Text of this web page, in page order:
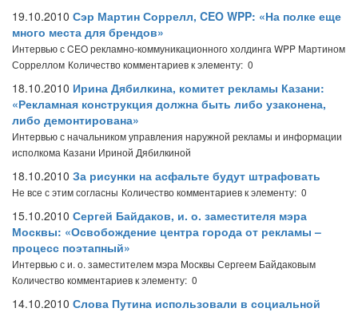
19.10.2010 Сэр Мартин Соррелл, CEO WPP: «На полке еще
много места для брендов»
Интервью с CEO рекламно-коммуникационного холдинга WPP Мартином
Сорреллом Количество комментариев к элементу: 0
18.10.2010 Ирина Дябилкина, комитет рекламы Казани:
«Рекламная конструкция должна быть либо узаконена,
либо демонтирована»
Интервью с начальником управления наружной рекламы и информации
исполкома Казани Ириной Дябилкиной
18.10.2010 За рисунки на асфальте будут штрафовать
Не все с этим согласны Количество комментариев к элементу: 0
15.10.2010 Сергей Байдаков, и. о. заместителя мэра
Москвы: «Освобождение центра города от рекламы –
процесс поэтапный»
Интервью с и. о. заместителем мэра Москвы Сергеем Байдаковым
Количество комментариев к элементу: 0
14.10.2010 Слова Путина использовали в социальной